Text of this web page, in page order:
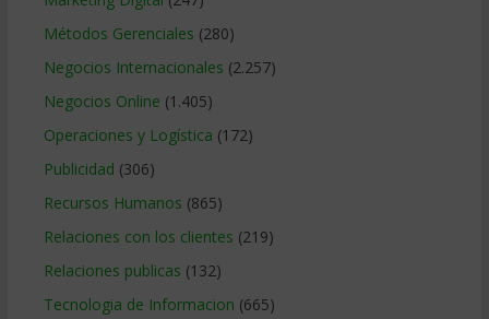
Métodos Gerenciales (280)
Negocios Internacionales (2.257)
Negocios Online (1.405)
Operaciones y Logística (172)
Publicidad (306)
Recursos Humanos (865)
Relaciones con los clientes (219)
Relaciones publicas (132)
Tecnologia de Informacion (665)